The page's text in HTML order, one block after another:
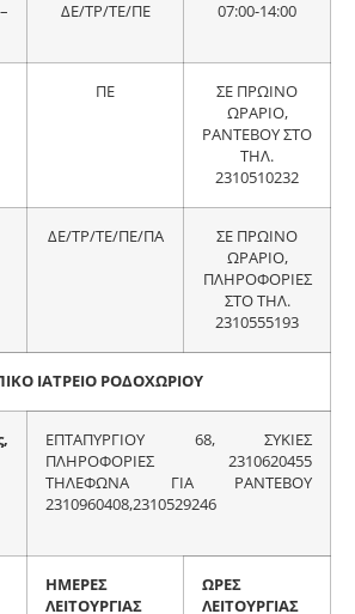
ΔΕ/ΤΡ/ΤΕ/ΠΕ 07:00-14:00
ΠΕ
ΣΕ ΠΡΩΙΝΟ
ΩΡΑΡΙΟ,
ΡΑΝΤΕΒΟΥ ΣΤΟ
ΤΗΛ.
2310510232
ΔΕ/ΤΡ/ΤΕ/ΠΕ/ΠΑ
ΣΕ ΠΡΩΙΝΟ
ΩΡΑΡΙΟ,
ΠΛΗΡΟΦΟΡΙΕΣ
ΣΤΟ ΤΗΛ.
2310555193
ΙΑΤΡΕΙΟ ΡΟΔΟΧΩΡΙΟΥ
ΕΠΤΑΠΥΡΓΙΟΥ 68, ΣΥΚΙΕΣ
ΠΛΗΡΟΦΟΡΙΕΣ 2310620455
ΤΗΛΕΦΩΝΑ ΓΙΑ ΡΑΝΤΕΒΟΥ
2310960408,2310529246
ΗΜΕΡΕΣ
ΛΕΙΤΟΥΡΓΙΑΣ
ΩΡΕΣ
ΛΕΙΤΟΥΡΓΙΑΣ